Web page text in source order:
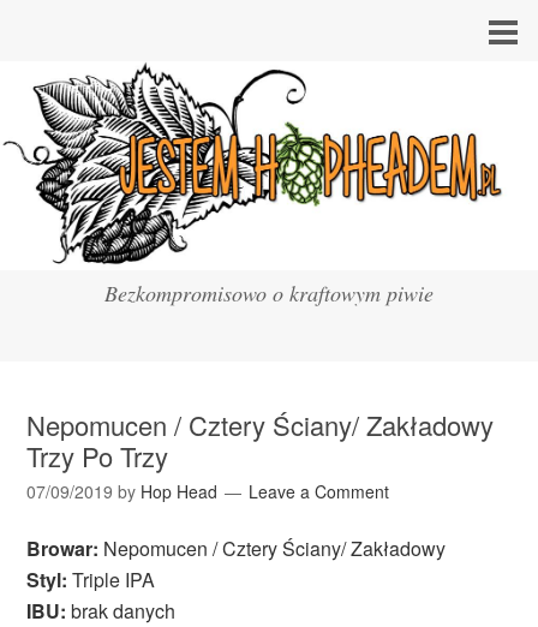
Bezkompromisowo o kraftowym piwie
Nepomucen / Cztery Ściany/ Zakładowy
Trzy Po Trzy
07/09/2019 by Hop Head Leave a Comment
Browar: Nepomucen / Cztery Ściany/ Zakładowy
Styl: Triple IPA
IBU: brak danych